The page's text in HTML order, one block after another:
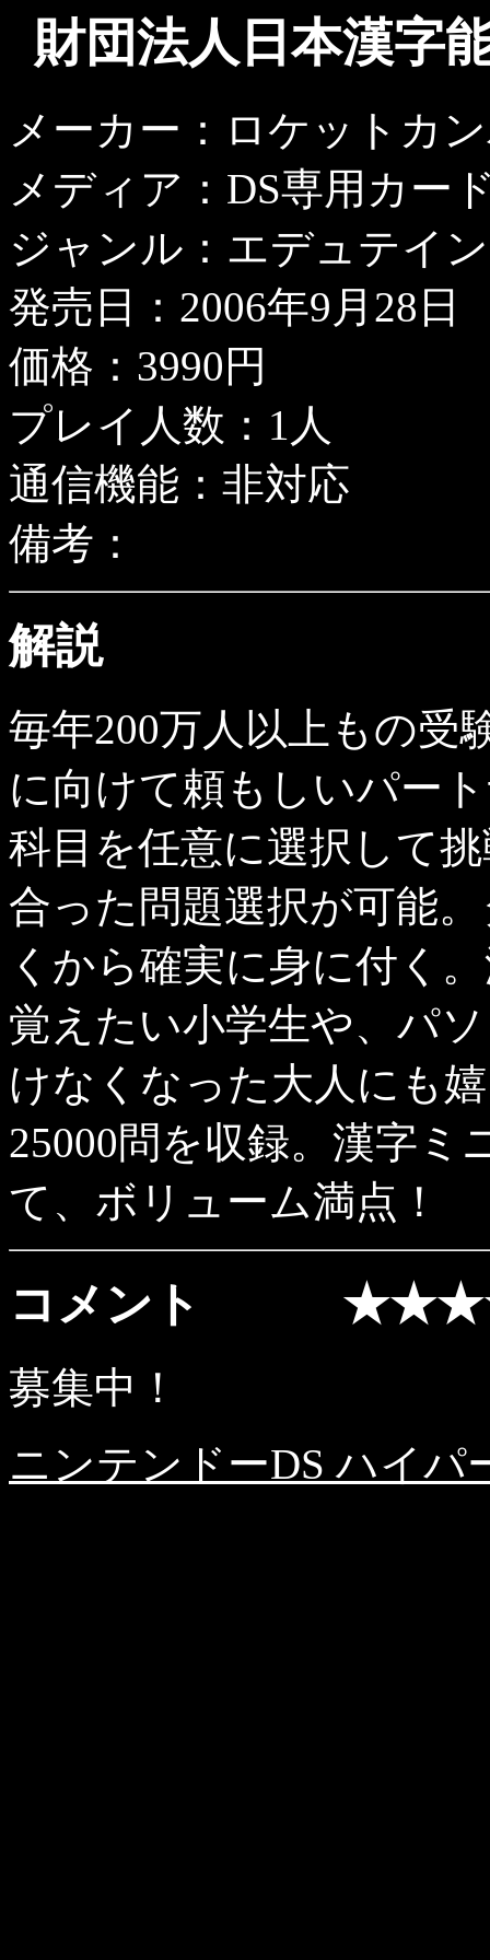
財団法人日本漢字
メーカー：ロケットカ
メディア：DS専用カー
ジャンル：エデュテイ
発売日：2006年9月28日
価格：3990円
プレイ人数：1人
通信機能：非対応
備考：
解説
毎年200万人以上もの受
に向けて頼もしいパー
科目を任意に選択して
合った問題選択が可能
くから確実に身に付く
覚えたい小学生や、パ
けなくなった大人にも
25000問を収録。漢字ミ
て、ボリューム満点！
コメント
募集中！
ニンテンドーDS ハイパ